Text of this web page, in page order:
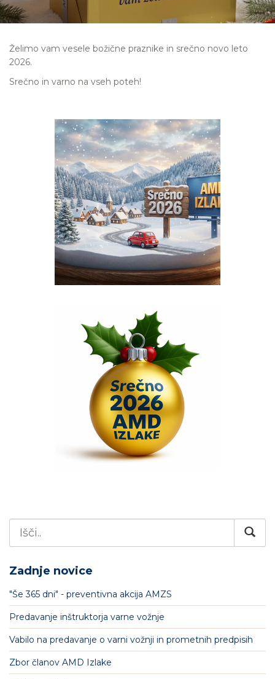
Želimo vam vesele božične praznike in srečno novo leto
2026.
Srečno in varno na vseh poteh!
Zadnje novice
"Še 365 dni" - preventivna akcija AMZS
Predavanje inštruktorja varne vožnje
Vabilo na predavanje o varni vožnji in prometnih predpisih
Zbor članov AMD Izlake